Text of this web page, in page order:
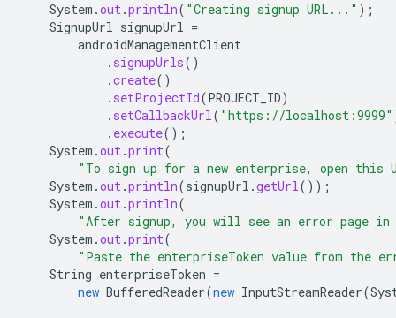
System .out.println( "Creating signup URL..." );
SignupUrl signupUrl =
androidManagementClient
. signupUrls()
.create()
. setProjectId(PROJECT_ID)
. setCallbackUrl( "https://localhost:9999"
. execute();
System .out.print(
"To sign up for a new enterprise, open this
System .out.println(signupUrl .getUrl());
System .out.println(
"After signup, you will see an error page in
System .out.print(
"Paste the enterpriseToken value from the
String enterpriseToken =
new BufferedReader(new InputStreamReader(